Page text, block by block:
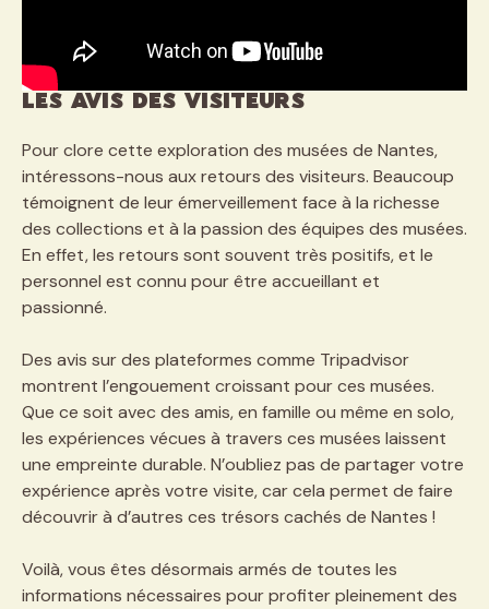
Les avis des visiteurs
Pour clore cette exploration des musées de Nantes,
intéressons-nous aux retours des visiteurs. Beaucoup
témoignent de leur émerveillement face à la richesse
des collections et à la passion des équipes des musées.
En effet, les retours sont souvent très positifs, et le
personnel est connu pour être accueillant et
passionné.
Des avis sur des plateformes comme Tripadvisor
montrent l’engouement croissant pour ces musées.
Que ce soit avec des amis, en famille ou même en solo,
les expériences vécues à travers ces musées laissent
une empreinte durable. N’oubliez pas de partager votre
expérience après votre visite, car cela permet de faire
découvrir à d’autres ces trésors cachés de Nantes !
Voilà, vous êtes désormais armés de toutes les
informations nécessaires pour profiter pleinement des